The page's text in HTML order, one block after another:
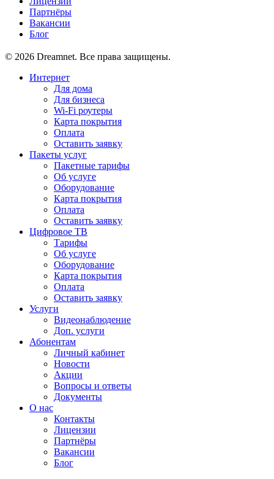
Партнёры
Вакансии
Блог
© 2026 Dreamnet. Все права защищены.
Интернет
Для дома
Для бизнеса
Wi-Fi роутеры
Карта покрытия
Оплата
Оставить заявку
Пакеты услуг
Пакетные тарифы
Об услуге
Оборудование
Карта покрытия
Оплата
Оставить заявку
Цифровое ТВ
Тарифы
Об услуге
Оборудование
Карта покрытия
Оплата
Оставить заявку
Услуги
Видеонаблюдение
Доп. услуги
Абонентам
Личный кабинет
Новости
Акции
Вопросы и ответы
Документы
О нас
Контакты
Лицензии
Партнёры
Вакансии
Блог